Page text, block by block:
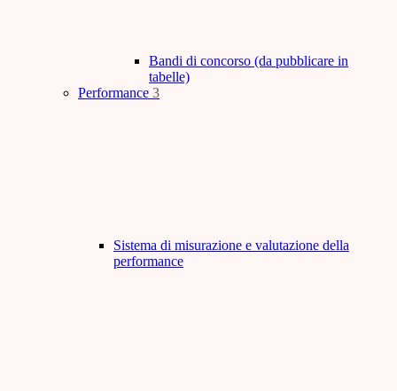
Bandi di concorso (da pubblicare in
tabelle)
Performance 3
Sistema di misurazione e valutazione della
performance